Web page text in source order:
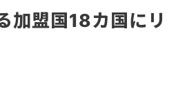
加盟国18カ国にリ